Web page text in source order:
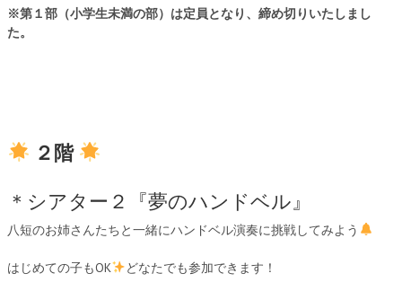
※第１部（小学生未満の部）は定員となり、締め切りいたしまし
た。
２階
＊シアター２『夢のハンドベル』
八短のお姉さんたちと一緒にハンドベル演奏に挑戦してみよう
はじめての子もOK どなたでも参加できます！